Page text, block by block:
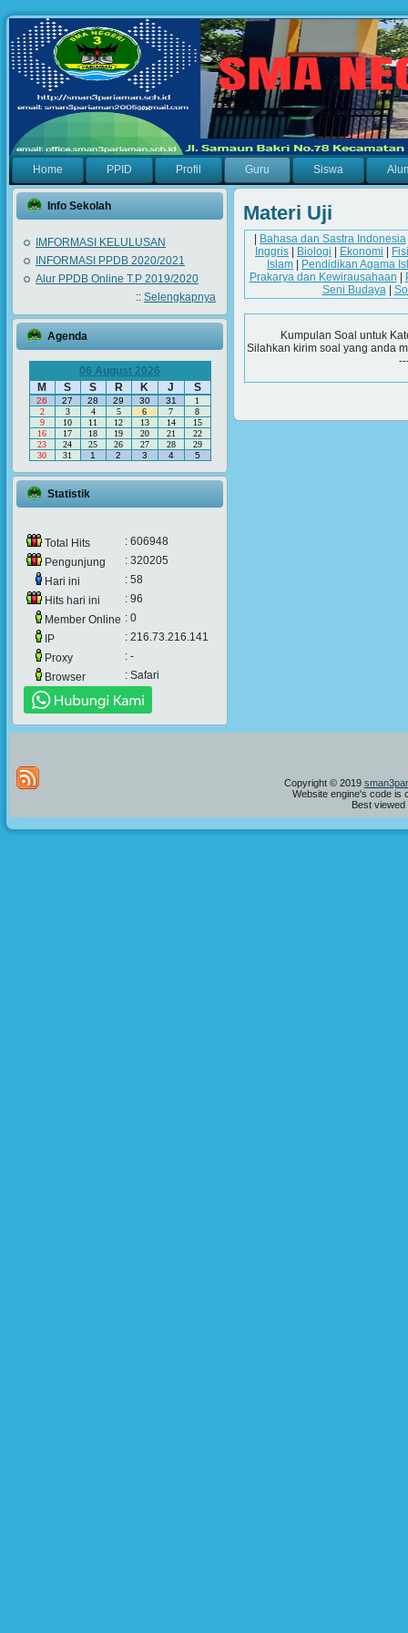
Home PPID Profil Guru Siswa
Info Sekolah
IMFORMASI KELULUSAN
INFORMASI PPDB 2020/2021
Alur PPDB Online T.P 2019/2020
:: Selengkapnya
Agenda
06 August 2026
M
S S R K J S
26 27 28 29 30 31
1
2
3 4 5 6 7
8
9
10 11 12 13 14
15
16
17 18 19 20 21
22
23
24 25 26 27 28
29
30
31 1 2 3 4 5
Statistik
Total Hits
: 606948
Pengunjung
: 320205
Hari ini
: 58
Hits hari ini
: 96
Member Online : 0
IP
: 216.73.216.141
Proxy
: -
Browser
: Safari
Materi Uji
| Bahasa dan Sastra Indonesia
Inggris | Biologi | Ekonomi |
Islam | Pendidikan Agama
Prakarya dan Kewirausahaan |
Seni Budaya |
Kumpulan Soal untuk
Silahkan kirim soal yang anda
Copyright © 2019
Website engine's code is
Best